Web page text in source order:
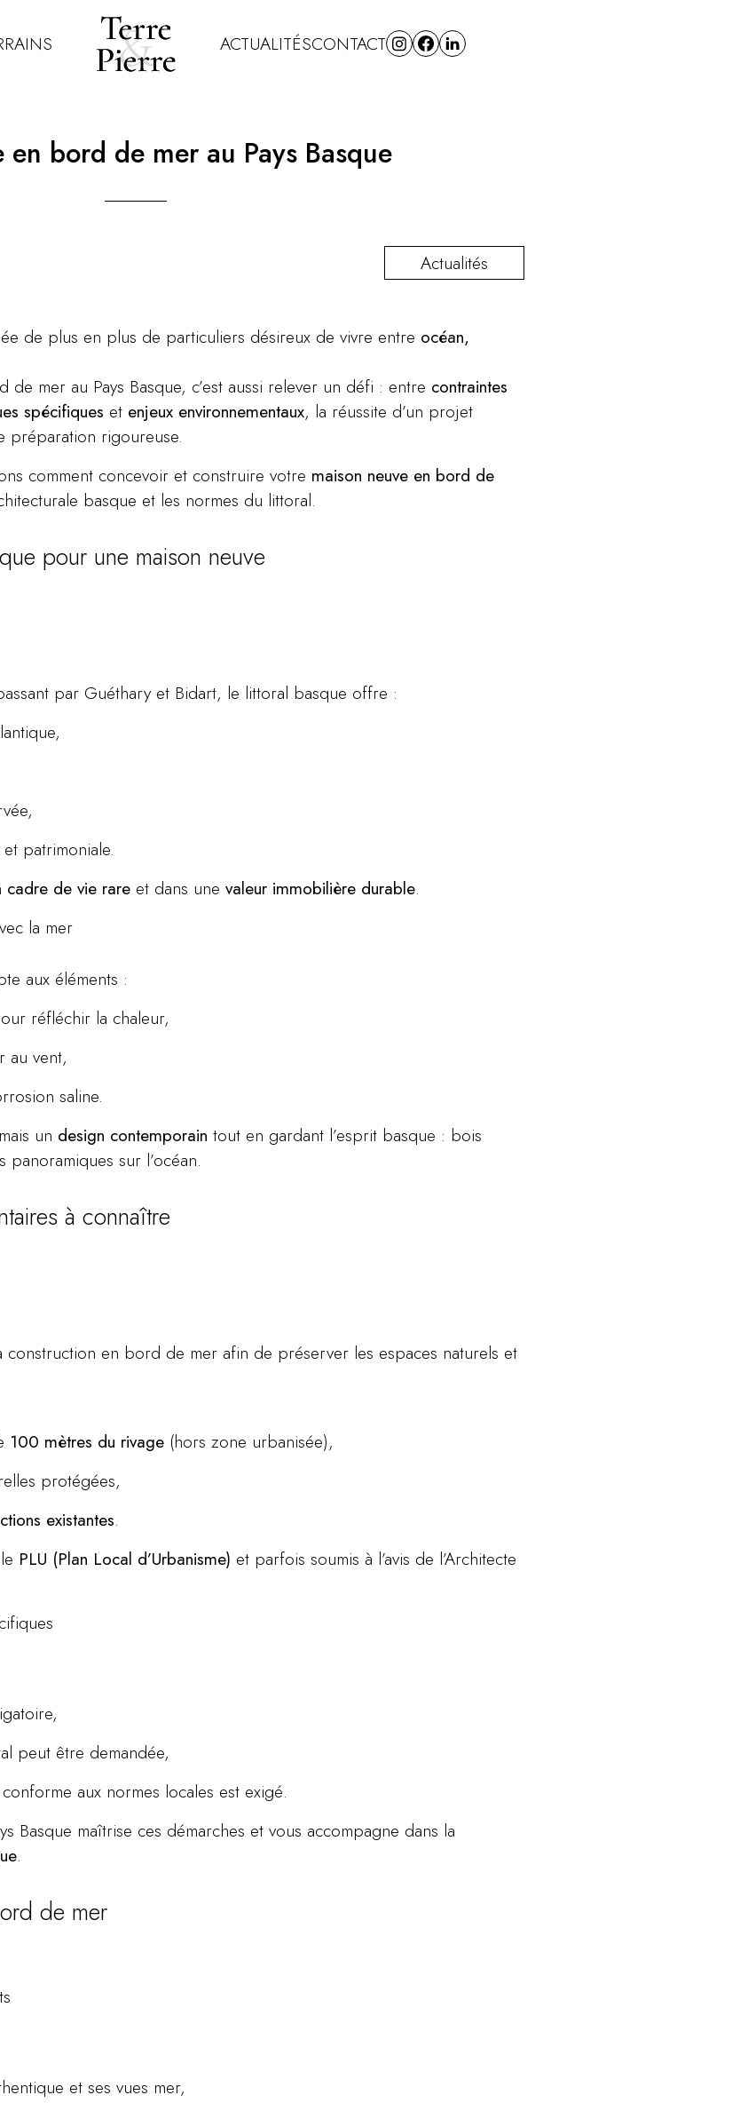
ACTUALITÉSCONTACT
en bord de mer au Pays Basque
Actualités
de plus en plus de particuliers désireux de vivre entre océan,
mer au Pays Basque, c’est aussi relever un défi : entre contraintes
spécifiques et enjeux environnementaux, la réussite d’un projet
préparation rigoureuse.
comment concevoir et construire votre maison neuve en bord de
basque et les normes du littoral.
pour une maison neuve
par Guéthary et Bidart, le littoral basque offre :
patrimoniale.
cadre de vie rare et dans une valeur immobilière durable.
la mer
aux éléments :
réfléchir la chaleur,
au vent,
saline.
un design contemporain tout en gardant l’esprit basque : bois
sur l’océan.
à connaître
construction en bord de mer afin de préserver les espaces naturels et
100 mètres du rivage (hors zone urbanisée),
protégées,
existantes.
PLU (Plan Local d’Urbanisme) et parfois soumis à l’avis de l’Architecte
peut être demandée,
conforme aux normes locales est exigé.
Basque maîtrise ces démarches et vous accompagne dans la
.
de mer
et ses vues mer,